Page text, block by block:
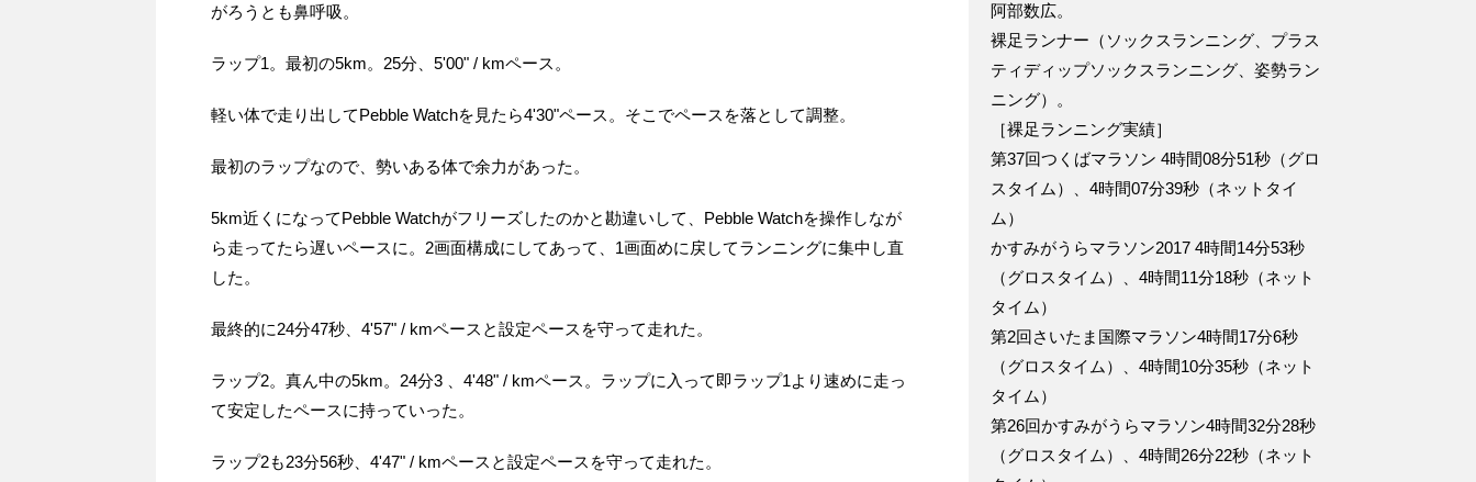
がろうとも鼻呼吸。
ラップ1。最初の5km。25分、5'00" / kmペース。
軽い体で走り出してPebble Watchを見たら4'30"ペース。そこでペースを落として調整。
最初のラップなので、勢いある体で余力があった。
5km近くになってPebble Watchがフリーズしたのかと勘違いして、Pebble Watchを操作しなが
ら走ってたら遅いペースに。2画面構成にしてあって、1画面めに戻してランニングに集中し直
した。
最終的に24分47秒、4'57" / kmペースと設定ペースを守って走れた。
ラップ2。真ん中の5km。24分3 、4'48" / kmペース。ラップに入って即ラップ1より速めに走っ
て安定したペースに持っていった。
ラップ2も23分56秒、4'47" / kmペースと設定ペースを守って走れた。
阿部数広。
裸足ランナー（ソックスランニング、プラス
ティディップソックスランニング、姿勢ラン
ニング）。
［裸足ランニング実績］
第37回つくばマラソン 4時間08分51秒（グロ
スタイム）、4時間07分39秒（ネットタイ
ム）
かすみがうらマラソン2017 4時間14分53秒
（グロスタイム）、4時間11分18秒（ネット
タイム）
第2回さいたま国際マラソン4時間17分6秒
（グロスタイム）、4時間10分35秒（ネット
タイム）
第26回かすみがうらマラソン4時間32分28秒
（グロスタイム）、4時間26分22秒（ネット